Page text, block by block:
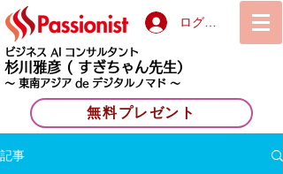
ログイン
ビジネス AI コンサルタント
杉川雅彦 ( すぎちゃん先生）
〜 東南アジア de デジタルノマド 〜
無料プレゼント
記事